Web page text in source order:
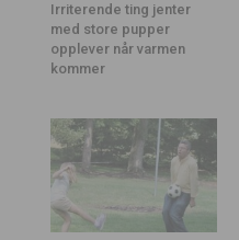
Irriterende ting jenter
med store pupper
opplever når varmen
kommer